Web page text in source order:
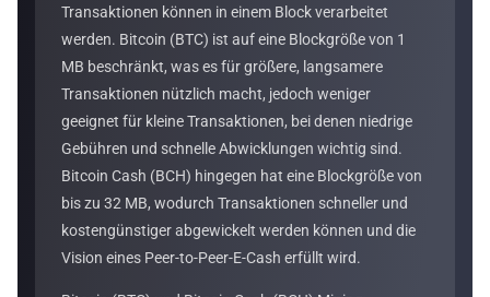
Transaktionen können in einem Block verarbeitet
werden. Bitcoin (BTC) ist auf eine Blockgröße von 1
MB beschränkt, was es für größere, langsamere
Transaktionen nützlich macht, jedoch weniger
geeignet für kleine Transaktionen, bei denen niedrige
Gebühren und schnelle Abwicklungen wichtig sind.
Bitcoin Cash (BCH) hingegen hat eine Blockgröße von
bis zu 32 MB, wodurch Transaktionen schneller und
kostengünstiger abgewickelt werden können und die
Vision eines Peer-to-Peer-E-Cash erfüllt wird.